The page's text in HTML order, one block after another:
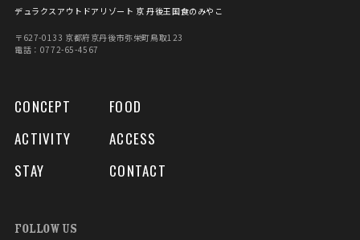
デュラクスアウトドアリゾート 京 丹後王国食のみやこ
〒627-0133 京都府京丹後市弥栄町⿃取123
電話：0772-65-4567
CONCEPT
ACTIVITY
STAY
FOOD
ACCESS
CONTACT
FOLLOW US